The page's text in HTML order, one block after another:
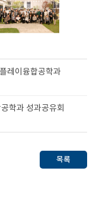
레이융합공학과
학과 성과공유회
목록